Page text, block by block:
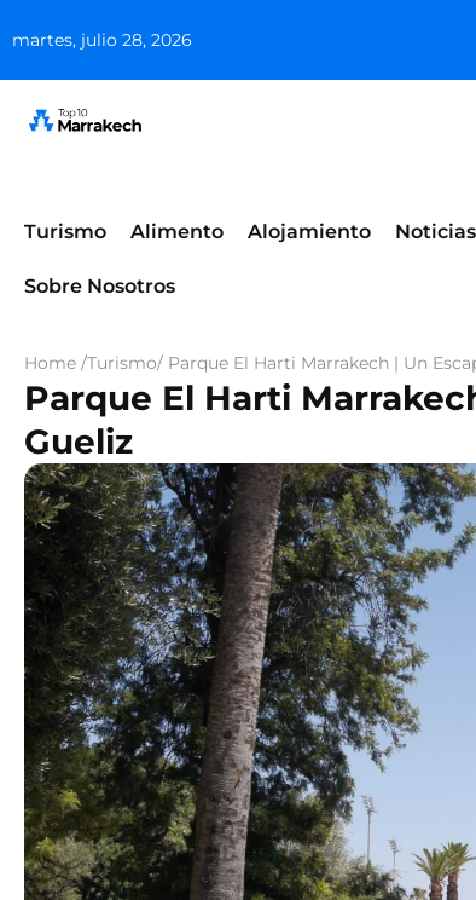
martes, julio 28, 2026
Turismo Alimento Alojamiento Noticias
Sobre Nosotros
Home /Turismo/ Parque El Harti Marrakech | Un
Parque El Harti
Gueliz